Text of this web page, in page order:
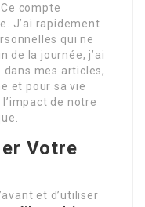
compte
J’ai rapidement
qui ne
de la journée, j’ai
dans mes articles,
et pour sa vie
l’impact de notre
Votre
et d’utiliser